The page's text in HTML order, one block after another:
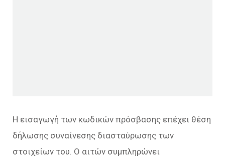
Η εισαγωγή των κωδικών πρόσβασης επέχει θέση
δήλωσης συναίνεσης διασταύρωσης των
στοιχείων του. Ο αιτών συμπληρώνει